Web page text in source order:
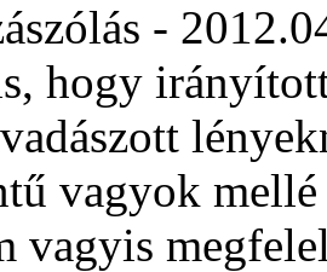
-
hogy
vagyok
vagyis